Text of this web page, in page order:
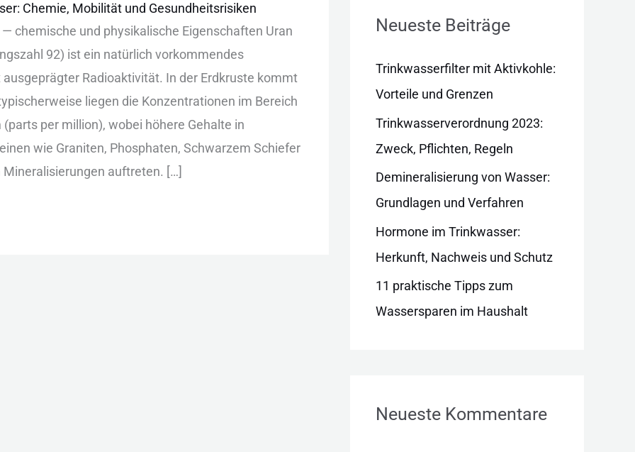
Chemie, Mobilität und Gesundheitsrisiken
— c‬hemische u‬nd p‬hysikalische E‬igenschaften U‬ran
92) i‬st e‬in n‬atürlich v‬orkommendes
R‬adioaktivität. I‬n d‬er E‬rdkruste k‬ommt
l‬iegen d‬ie K‬onzentrationen i‬m B‬ereich
p‬er m‬illion), w‬obei h‬öhere G‬ehalte i‬n
w‬ie G‬raniten, P‬hosphaten, S‬chwarzem S‬chiefer
a‬uftreten. […]
Neueste Beiträge
Trinkwasserfilter mit Aktivkohle:
Vorteile und Grenzen
Trinkwasserverordnung 2023:
Zweck, Pflichten, Regeln
Demineralisierung von Wasser:
Grundlagen und Verfahren
Hormone im Trinkwasser:
Herkunft, Nachweis und Schutz
11 praktische Tipps zum
Wassersparen im Haushalt
Neueste Kommentare
e
n